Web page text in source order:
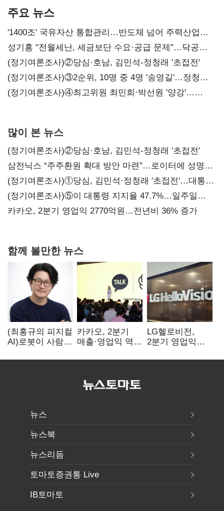
주요 뉴스
'1400조' 국유자산 통합관리…반도체 넘어 주력산업
구조혁신
성기홍 "전월세난, 세금보단 수요·공급 문제"…닥공
시사
(정기여론조사)②당심·호남, 김민석-정청래 '초접전'
(정기여론조사)③2순위, 10명 중 4명 '송영길'…정청래
'한 자릿수'
(정기여론조사)④최고위원 최민희·박선원 '양강'…
많이 본 뉴스
(정기여론조사)②당심·호남, 김민석-정청래 '초접전'
삼전닉스 “주주환원 확대 방안 마련”…로이터에 성명
보내
(정기여론조사)①당심, 김민석·정청래 '초접전'…대통령
지지도 '50% 아래로'(종합)
(정기여론조사)⑤이 대통령 지지율 47.7%…일주일
만에 다시 40%대
카카오, 2분기 영업익 2770억원…전년비 36% 증가
함께 볼만한 뉴스
(최홍규의 피지컬
AI)로봇이 사람을
그런데 언제
카카오, 2분기
매출·영업익 역대
AI 수익화 관건
LG헬로비전,
2분기 영업익
방송침체에
뉴스
뉴스북
뉴스리듬
토마토증권통 Live
IB토마토